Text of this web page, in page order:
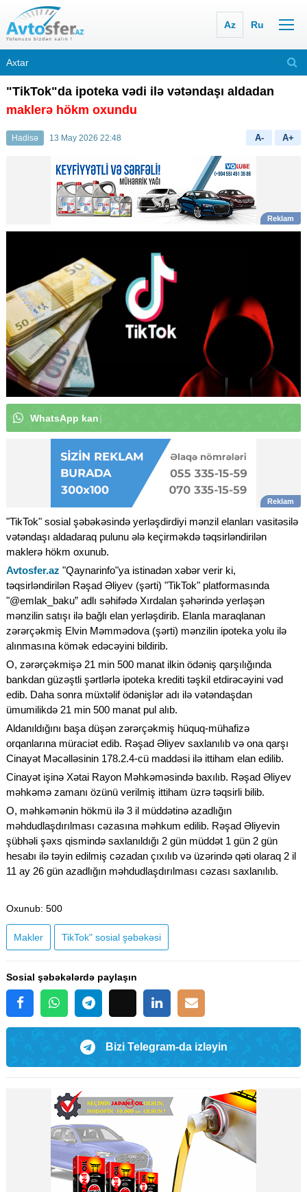
Az Ru
"TikTok"da ipoteka vədi ilə vətəndaşı aldadan
maklerə hökm oxundu
Hadisə 13 May 2026 22:48 A- A+
WhatsApp kana
"TikTok" sosial şəbəkəsində yerləşdirdiyi mənzil elanları vasitəsilə
vətəndaşı aldadaraq pulunu ələ keçirməkdə təqsirləndirilən
maklerə hökm oxunub.
Avtosfer.az "Qaynarinfo"ya istinadən xəbər verir ki,
təqsirləndirilən Rəşad Əliyev (şərti) "TikTok" platformasında
"@emlak_baku” adlı səhifədə Xırdalan şəhərində yerləşən
mənzilin satışı ilə bağlı elan yerləşdirib. Elanla maraqlanan
zərərçəkmiş Elvin Məmmədova (şərti) mənzilin ipoteka yolu ilə
alınmasına kömək edəcəyini bildirib.
O, zərərçəkmişə 21 min 500 manat ilkin ödəniş qarşılığında
bankdan güzəştli şərtlərlə ipoteka krediti təşkil etdirəcəyini vəd
edib. Daha sonra müxtəlif ödənişlər adı ilə vətəndaşdan
ümumilikdə 21 min 500 manat pul alıb.
Aldanıldığını başa düşən zərərçəkmiş hüquq-mühafizə
orqanlarına müraciət edib. Rəşad Əliyev saxlanılıb və ona qarşı
Cinayət Məcəlləsinin 178.2.4-cü maddəsi ilə ittiham elan edilib.
Cinayət işinə Xətai Rayon Məhkəməsində baxılıb. Rəşad Əliyev
məhkəmə zamanı özünü verilmiş ittiham üzrə təqsirli bilib.
O, məhkəmənin hökmü ilə 3 il müddətinə azadlığın
məhdudlaşdırılması cəzasına məhkum edilib. Rəşad Əliyevin
şübhəli şəxs qismində saxlanıldığı 2 gün müddət 1 gün 2 gün
hesabı ilə təyin edilmiş cəzadan çıxılıb və üzərində qəti olaraq 2 il
11 ay 26 gün azadlığın məhdudlaşdırılması cəzası saxlanılıb.
Oxunub: 500
Makler TikTok" sosial şəbəkəsi
Sosial şəbəkələrdə paylaşın
Bizi Telegram-da izləyin